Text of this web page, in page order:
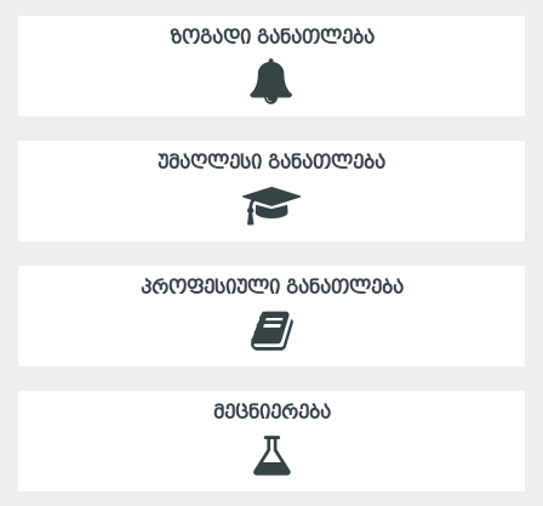
ᲖᲝᲒᲐᲓᲘ ᲒᲐᲜᲐᲗᲚᲔᲑᲐ
ᲣᲛᲐᲦᲚᲔᲡᲘ ᲒᲐᲜᲐᲗᲚᲔᲑᲐ
ᲞᲠᲝᲤᲔᲡᲘᲣᲚᲘ ᲒᲐᲜᲐᲗᲚᲔᲑᲐ
ᲛᲔᲪᲜᲘᲔᲠᲔᲑᲐ